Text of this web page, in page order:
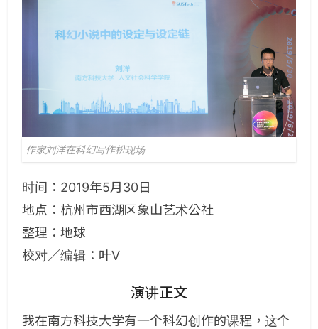
作家刘洋在科幻写作松现场
时间：2019年5月30日
地点：杭州市西湖区象山艺术公社
整理：地球
校对／编辑：叶V
演讲正文
我在南方科技大学有一个科幻创作的课程，这个